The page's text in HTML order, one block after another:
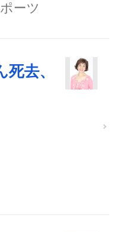
ーツ
去、